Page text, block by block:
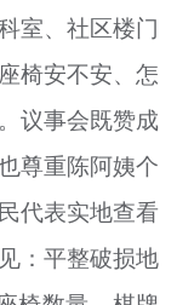
室、社区楼门
椅安不安、怎
议事会既赞成
尊重陈阿姨个
代表实地查看
：平整破损地